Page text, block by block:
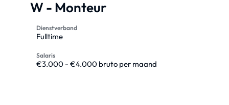
W - Monteur
Dienstverband
Fulltime
Salaris
€3.000 - €4.000 bruto per maand